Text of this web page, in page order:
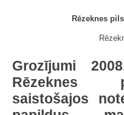
Rēzeknes
Grozījumi
Rēzeknes
saistošajos